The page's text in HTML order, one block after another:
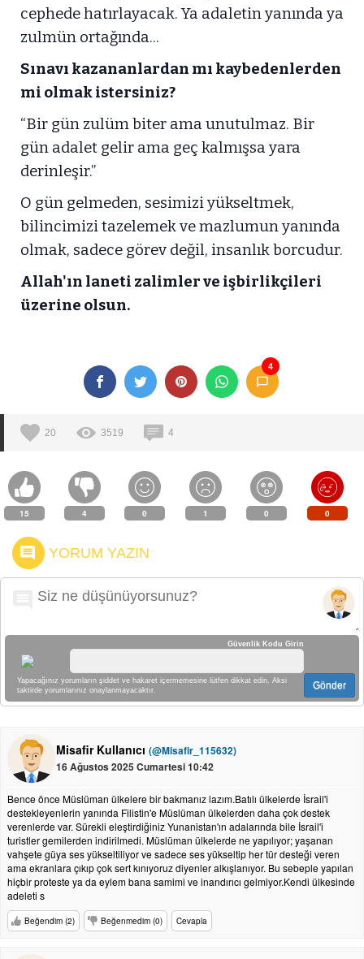
cephede hatırlayacak. Ya adaletin yanında ya
zulmün ortağında...
Sınavı kazananlardan mı kaybedenlerden
mi olmak istersiniz?
“Bir gün zulüm biter ama unutulmaz. Bir
gün adalet gelir ama geç kalmışsa yara
derinleşir.”
O gün gelmeden, sesimizi yükseltmek,
bilincimizi tazelemek ve mazlumun yanında
olmak, sadece görev değil, insanlık borcudur.
Allah'ın laneti zalimler ve işbirlikçileri
üzerine olsun.
4
20 3519 4
15 4 0 1 0 0
YORUM YAZIN
Güvenlik Kodu Girin
Yapacağınız yorumların şiddet ve hakaret içermemesine lütfen dikkat edin. Aksi
taktirde yorumlarınız onaylanmayacaktır.
Gönder
Misafir Kullanıcı (@Misafir_115632)
16 Ağustos 2025 Cumartesi 10:42
Bence önce Müslüman ülkelere bir bakmanız lazım.Batılı ülkelerde İsrail'i
destekleyenlerin yanında Filistin'e Müslüman ülkelerden daha çok destek
verenlerde var. Sürekli eleştirdiğiniz Yunanistan'ın adalarında bile İsrail'i
turistler gemilerden indirilmedi. Müslüman ülkelerde ne yapılıyor; yaşanan
vahşete güya ses yükseltiliyor ve sadece ses yükseltip her tür desteği veren
ama ekranlara çıkıp çok sert kınıyoruz diyenler alkışlanıyor. Bu sebeple yapılan
hiçbir proteste ya da eylem bana samimi ve inandırıcı gelmiyor.Kendi ülkesinde
adeleti s
Beğendim (2) Beğenmedim (0) Cevapla